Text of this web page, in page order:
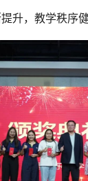
升，教学秩序健